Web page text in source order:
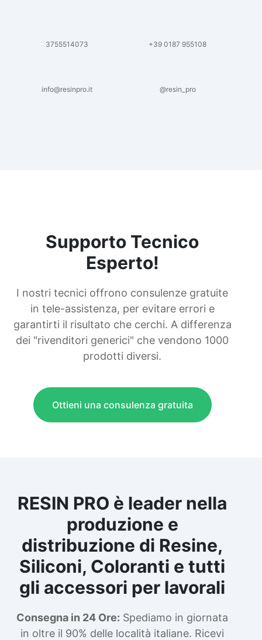
3755514073 +39 0187 955108
info@resinpro.it @resin_pro
Supporto Tecnico
Esperto!
I nostri tecnici offrono consulenze gratuite
in tele-assistenza, per evitare errori e
garantirti il risultato che cerchi. A differenza
dei "rivenditori generici" che vendono 1000
prodotti diversi.
Ottieni una consulenza gratuita
RESIN PRO è leader nella
produzione e
distribuzione di Resine,
Siliconi, Coloranti e tutti
gli accessori per lavorali
Consegna in 24 Ore: Spediamo in giornata
in oltre il 90% delle località italiane. Ricevi